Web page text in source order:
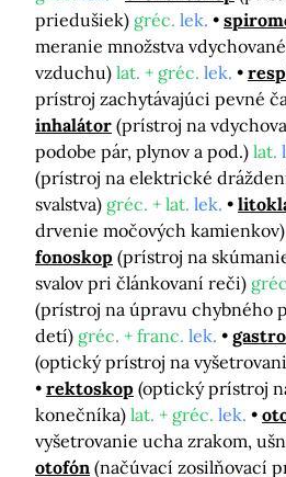
priedušiek) gréc. lek.
meranie množstva
vzduchu) lat. + gréc. lek.
prístroj zachytávajúci pevné
inhalátor (prístroj na
podobe pár, plynov a pod.) lat.
(prístroj na elektrické
svalstva) gréc. + lat. lek.
drvenie močových kamienkov)
fonoskop (prístroj na
svalov pri článkovaní reči)
(prístroj na úpravu chybného
detí) gréc. + franc. lek.
(optický prístroj na
rektoskop (optický prístroj
konečníka) lat. + gréc. lek.
vyšetrovanie ucha zrakom,
otofón (načúvací zosilňovací